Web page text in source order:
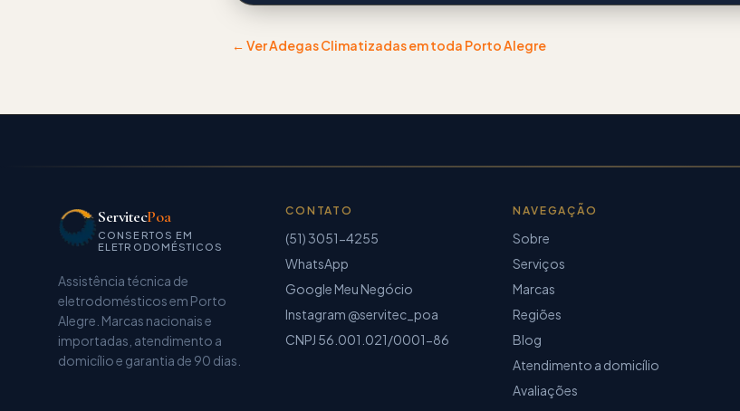
← VerAdegas Climatizadasem toda Porto Alegre
ServitecPoa
CONSERTOS EM
ELETRODOMÉSTICOS
Assistência técnica de
eletrodomésticosem Porto
Alegre. Marcas nacionais e
importadas, atendimento a
domicílio e garantia de 90 dias
CONTATO
(51) 3051-4255
WhatsApp
Google Meu Negócio
Instagram @servitec_poa
CNPJ 56.001.021/0001-86
NAVEGAÇÃO
Sobre
Serviços
Marcas
Regiões
Blog
Atendimento a domicílio
Avaliações